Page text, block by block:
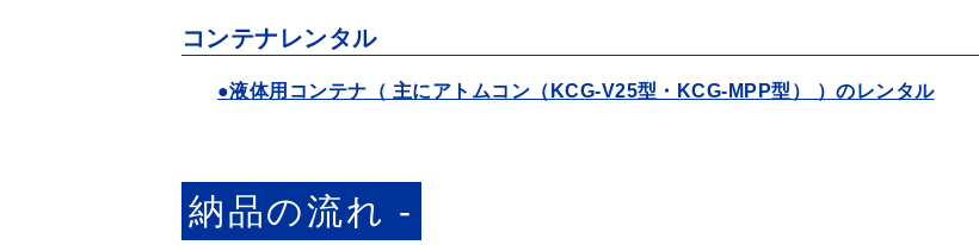
コンテナレンタル
●液体用コンテナ（ 主にアトムコン（KCG-V25型・KCG-MPP型） ）のレンタル
納品の流れ -